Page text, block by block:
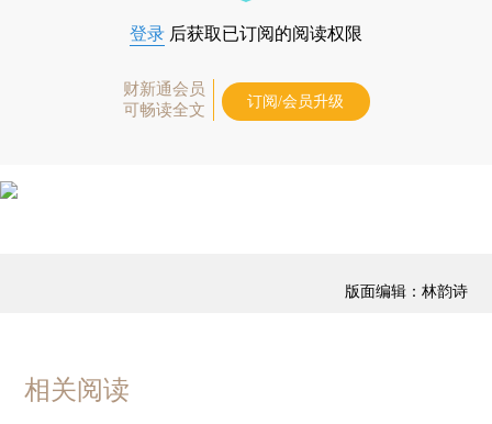
登录 后获取已订阅的阅读权限
财新通会员
可畅读全文
订阅/会员升级
版面编辑：林韵诗
相关阅读